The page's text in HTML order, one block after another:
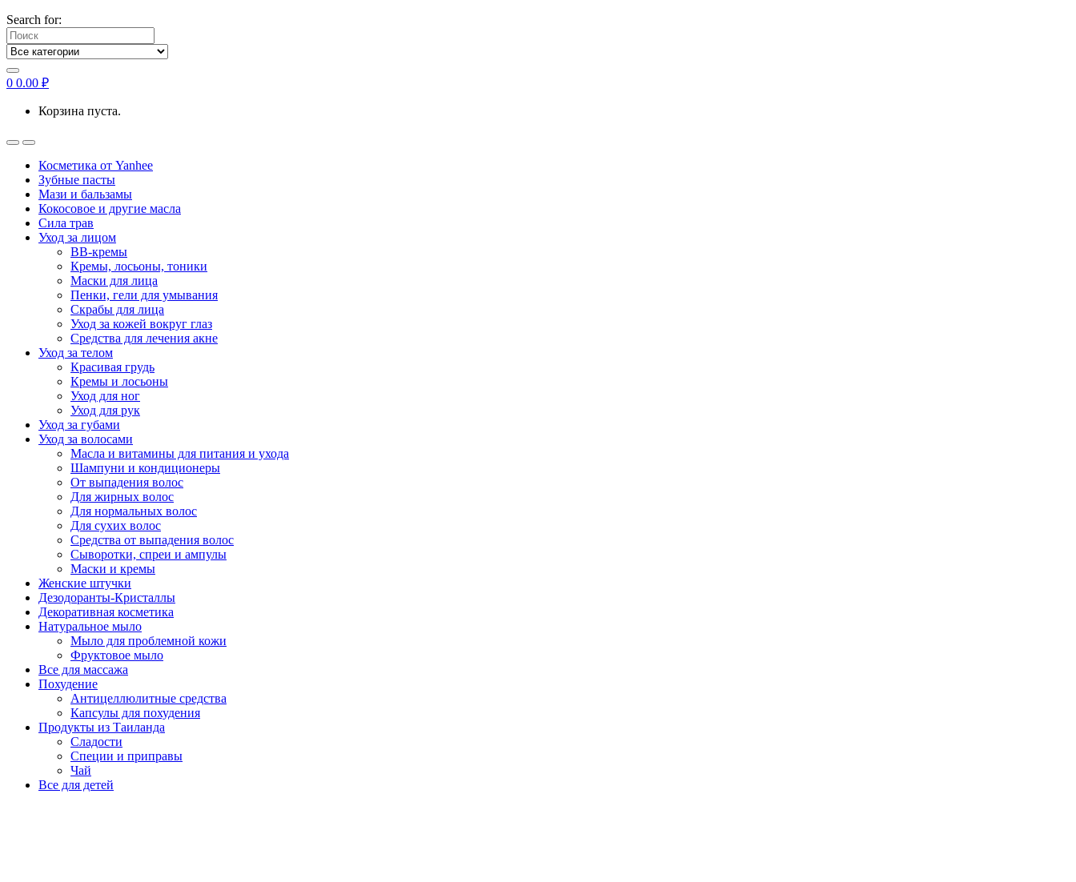
Search for:
0 0.00 ₽
Корзина пуста.
Косметика от Yanhee
Зубные пасты
Мази и бальзамы
Кокосовое и другие масла
Сила трав
Уход за лицом
BB-кремы
Кремы, лосьоны, тоники
Маски для лица
Пенки, гели для умывания
Скрабы для лица
Уход за кожей вокруг глаз
Средства для лечения акне
Уход за телом
Красивая грудь
Кремы и лосьоны
Уход для ног
Уход для рук
Уход за губами
Уход за волосами
Масла и витамины для питания и ухода
Шампуни и кондиционеры
От выпадения волос
Для жирных волос
Для нормальных волос
Для сухих волос
Средства от выпадения волос
Сыворотки, спреи и ампулы
Маски и кремы
Женские штучки
Дезодоранты-Кристаллы
Декоративная косметика
Натуральное мыло
Мыло для проблемной кожи
Фруктовое мыло
Все для массажа
Похудение
Антицеллюлитные средства
Капсулы для похудения
Продукты из Таиланда
Сладости
Специи и приправы
Чай
Все для детей